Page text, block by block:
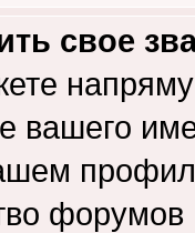
свое
вашего
форумов